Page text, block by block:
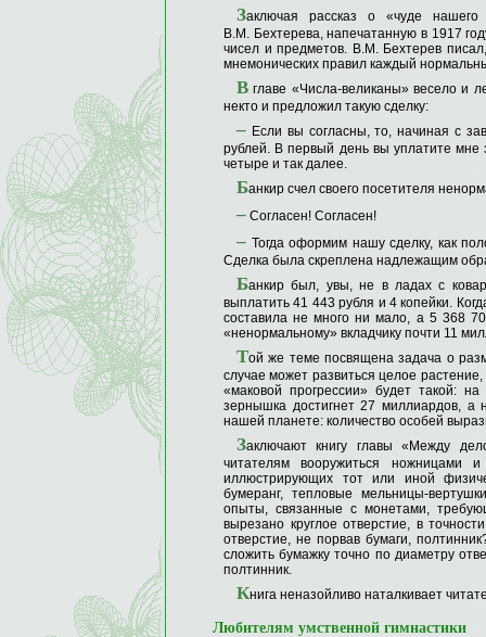
Заключая рассказ о «чуде
В.М. Бехтерева, напечатанную в 1917
чисел и предметов. В.М. Бехтерев
мнемонических правил каждый
В главе «Числа-великаны» весело и
некто и предложил такую сделку:
– Если вы согласны, то, начиная с
рублей. В первый день вы уплатите мне
четыре и так далее.
Банкир счел своего посетителя
– Согласен! Согласен!
– Тогда оформим нашу сделку, как
Сделка была скреплена надлежащим
Банкир был, увы, не в ладах с
выплатить 41 443 рубля и 4 копейки.
составила не много ни мало, а 5 368
«ненормальному» вкладчику почти 11
Той же теме посвящена задача о
случае может развиться целое
«маковой прогрессии» будет такой:
зернышка достигнет 27 миллиардов,
нашей планете: количество особей
Заключают книгу главы «Между
читателям вооружиться ножницами
иллюстрирующих тот или иной
бумеранг, тепловые мельницы-
опыты, связанные с монетами,
вырезано круглое отверстие, в
отверстие, не порвав бумаги,
сложить бумажку точно по диаметру
полтинник.
Книга неназойливо наталкивает
Любителям умственной гимнастики